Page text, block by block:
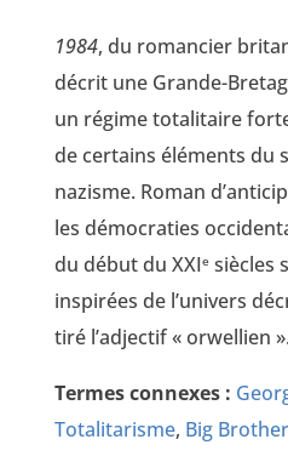
1984, du romancier
décrit une Grande-
un régime totalitaire
de certains éléments du
nazisme. Roman
les démocraties
du début du XXIesiècles
inspirées de l’univers
tiré l’adjectif « orwellien ».
Termes connexes :
Totalitarisme, Big Brother